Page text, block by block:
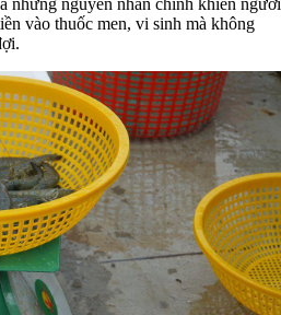
những nguyên nhân chính khiến người
vào thuốc men, vi sinh mà không